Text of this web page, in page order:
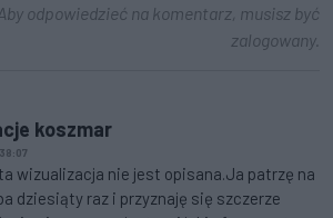
odpowiedzieć na komentarz, musisz być
zalogowany.
koszmar
wizualizacja nie jest opisana.Ja patrzę na
dziesiąty raz i przyznaję się szczerze